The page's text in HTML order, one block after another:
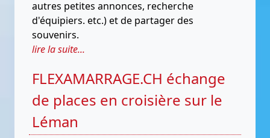
autres petites annonces, recherche
d'équipiers. etc.) et de partager des
souvenirs.
lire la suite...
FLEXAMARRAGE.CH échange
de places en croisière sur le
Léman